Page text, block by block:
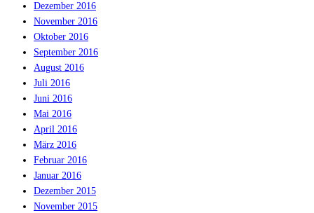
Dezember 2016
November 2016
Oktober 2016
September 2016
August 2016
Juli 2016
Juni 2016
Mai 2016
April 2016
März 2016
Februar 2016
Januar 2016
Dezember 2015
November 2015